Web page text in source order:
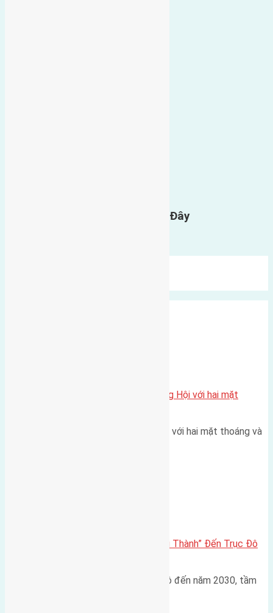
Gửi Tin Nhắn Cho Chúng Tôi Ở Đây
Một vị trí hiếm còn lại tại X1 Đông Hội với hai mặt
Một góc tái định cư X1 Đông Hội với hai mặt thoáng và
Đông Anh 2026: Từ “Huyện Ngoại Thành” Đến Trục Đô
Trong bối cảnh Quy hoạch Thủ đô đến năm 2030, tầm